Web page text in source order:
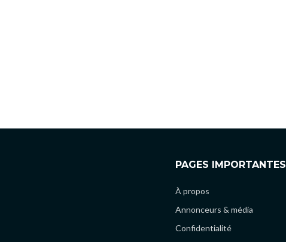
PAGES IMPORTANTES
À propos
Annonceurs & média
Confidentialité